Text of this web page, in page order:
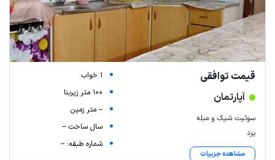
قیمت توافقی
آپارتمان
سوئیت شیک و مبله
یزد
مشاهده جزییات
1 خواب
100 متر زیربنا
-- متر زمین
سال ساخت --
شماره طبقه: --